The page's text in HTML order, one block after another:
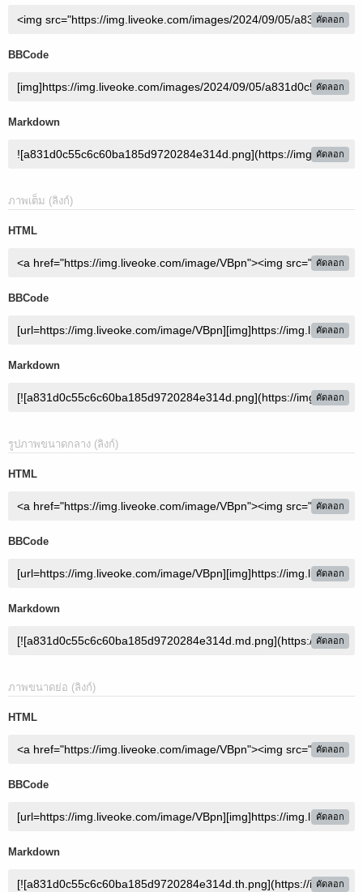
คัดลอก
BBCode
คัดลอก
Markdown
คัดลอก
ภาพเต็ม (ลิงก์)
HTML
คัดลอก
BBCode
คัดลอก
Markdown
คัดลอก
รูปภาพขนาดกลาง (ลิงก์)
HTML
คัดลอก
BBCode
คัดลอก
Markdown
คัดลอก
ภาพขนาดย่อ (ลิงก์)
HTML
คัดลอก
BBCode
คัดลอก
Markdown
คัดลอก